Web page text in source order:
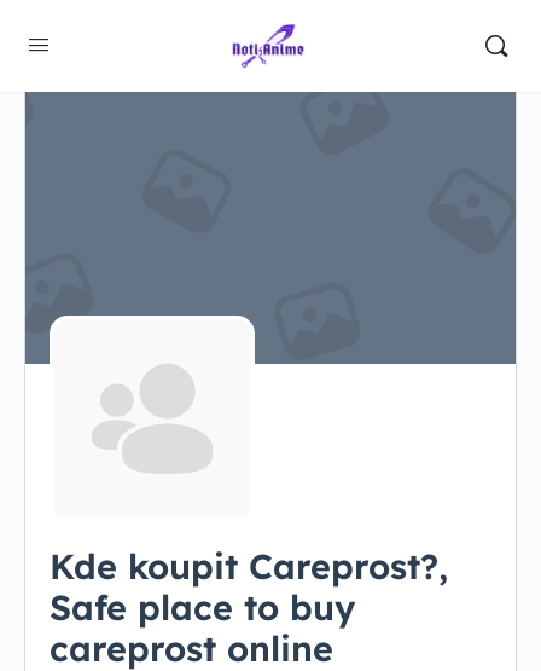
Kde koupit Careprost?,
Safe place to buy
careprost online